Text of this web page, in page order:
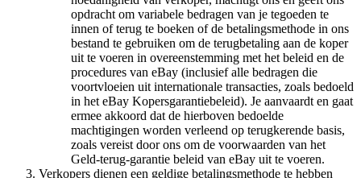
opdracht om variabele bedragen van je tegoeden te
innen of terug te boeken of de betalingsmethode in ons
bestand te gebruiken om de terugbetaling aan de koper
uit te voeren in overeenstemming met het beleid en de
procedures van eBay (inclusief alle bedragen die
voortvloeien uit internationale transacties, zoals bedoeld
in het eBay Kopersgarantiebeleid). Je aanvaardt en gaat
ermee akkoord dat de hierboven bedoelde
machtigingen worden verleend op terugkerende basis,
zoals vereist door ons om de voorwaarden van het
Geld-terug-garantie beleid van eBay uit te voeren.
Verkopers dienen een geldige betalingsmethode te hebben